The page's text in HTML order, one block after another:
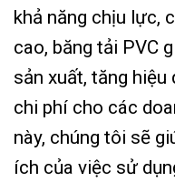
khả năng chịu lực,
cao, băng tải PVC
sản xuất, tăng hiệu
chi phí cho các
này, chúng tôi sẽ
ích của việc sử